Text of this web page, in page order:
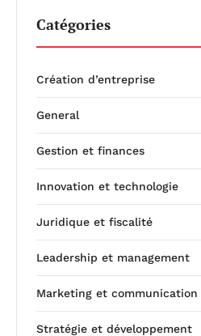
Catégories
Création d’entreprise
General
Gestion et finances
Innovation et technologie
Juridique et fiscalité
Leadership et management
Marketing et communication
Stratégie et développement